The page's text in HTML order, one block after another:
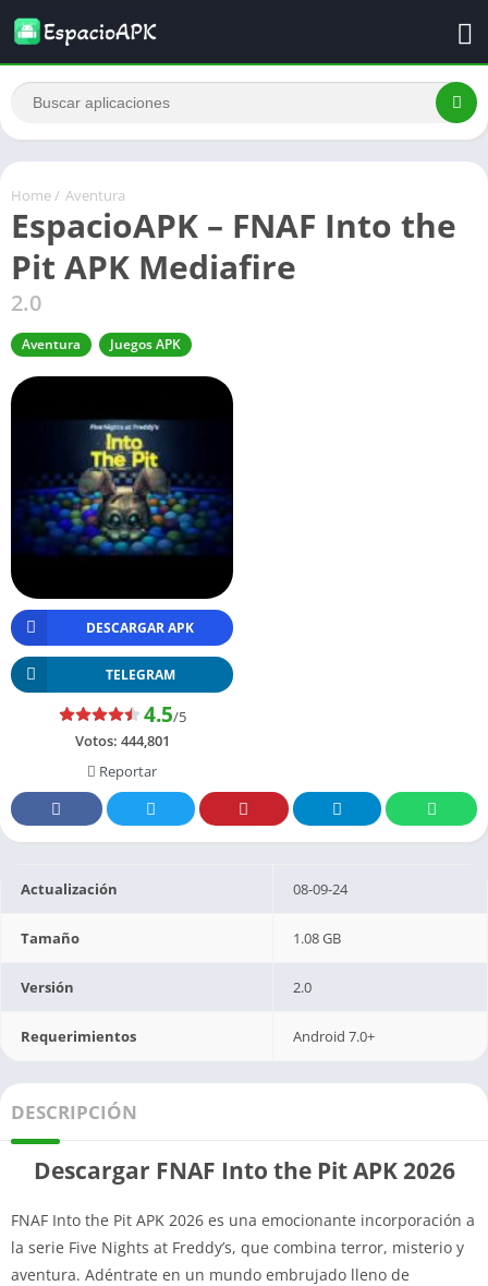
Home / Aventura
EspacioAPK – FNAF Into the
Pit APK Mediafire
2.0
Aventura Juegos APK
DESCARGAR APK
TELEGRAM
4.5/5
Votos: 444,801
Reportar
Actualización 08-09-24
Tamaño 1.08 GB
Versión 2.0
Requerimientos Android 7.0+
DESCRIPCIÓN
Descargar FNAF Into the Pit APK 2026
FNAF Into the Pit APK 2026 es una emocionante incorporación a
la serie Five Nights at Freddy’s, que combina terror, misterio y
aventura. Adéntrate en un mundo embrujado lleno de